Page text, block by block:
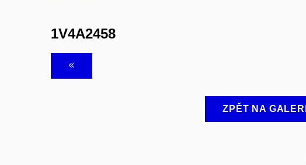
1V4A2458
ZPĚT NA GALERII